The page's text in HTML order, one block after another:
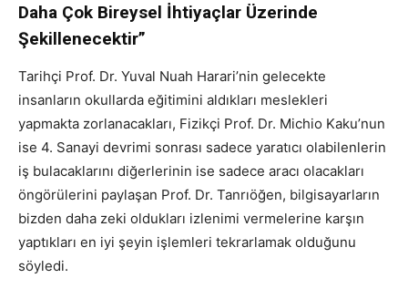
Daha Çok Bireysel İhtiyaçlar Üzerinde
Şekillenecektir”
Tarihçi Prof. Dr. Yuval Nuah Harari’nin gelecekte
insanların okullarda eğitimini aldıkları meslekleri
yapmakta zorlanacakları, Fizikçi Prof. Dr. Michio Kaku’nun
ise 4. Sanayi devrimi sonrası sadece yaratıcı olabilenlerin
iş bulacaklarını diğerlerinin ise sadece aracı olacakları
öngörülerini paylaşan Prof. Dr. Tanrıöğen, bilgisayarların
bizden daha zeki oldukları izlenimi vermelerine karşın
yaptıkları en iyi şeyin işlemleri tekrarlamak olduğunu
söyledi.